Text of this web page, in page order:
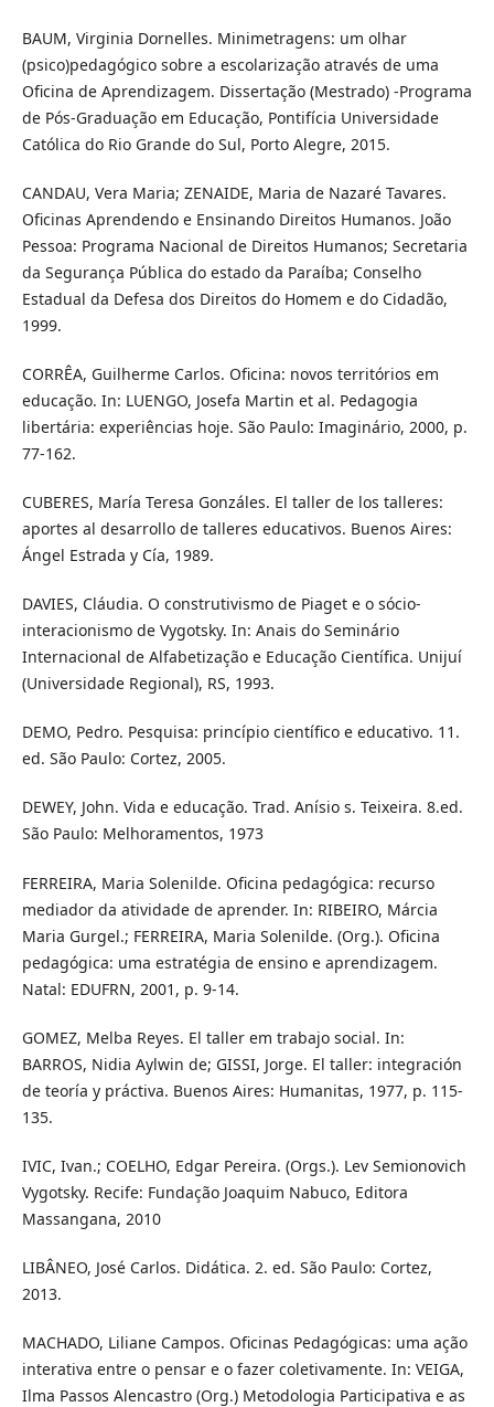
BAUM, Virginia Dornelles. Minimetragens: um olhar
(psico)pedagógico sobre a escolarização através de uma
Oficina de Aprendizagem. Dissertação (Mestrado) -Programa
de Pós-Graduação em Educação, Pontifícia Universidade
Católica do Rio Grande do Sul, Porto Alegre, 2015.
CANDAU, Vera Maria; ZENAIDE, Maria de Nazaré Tavares.
Oficinas Aprendendo e Ensinando Direitos Humanos. João
Pessoa: Programa Nacional de Direitos Humanos; Secretaria
da Segurança Pública do estado da Paraíba; Conselho
Estadual da Defesa dos Direitos do Homem e do Cidadão,
1999.
CORRÊA, Guilherme Carlos. Oficina: novos territórios em
educação. In: LUENGO, Josefa Martin et al. Pedagogia
libertária: experiências hoje. São Paulo: Imaginário, 2000, p.
77-162.
CUBERES, María Teresa Gonzáles. El taller de los talleres:
aportes al desarrollo de talleres educativos. Buenos Aires:
Ángel Estrada y Cía, 1989.
DAVIES, Cláudia. O construtivismo de Piaget e o sócio-
interacionismo de Vygotsky. In: Anais do Seminário
Internacional de Alfabetização e Educação Científica. Unijuí
(Universidade Regional), RS, 1993.
DEMO, Pedro. Pesquisa: princípio científico e educativo. 11.
ed. São Paulo: Cortez, 2005.
DEWEY, John. Vida e educação. Trad. Anísio s. Teixeira. 8.ed.
São Paulo: Melhoramentos, 1973
FERREIRA, Maria Solenilde. Oficina pedagógica: recurso
mediador da atividade de aprender. In: RIBEIRO, Márcia
Maria Gurgel.; FERREIRA, Maria Solenilde. (Org.). Oficina
pedagógica: uma estratégia de ensino e aprendizagem.
Natal: EDUFRN, 2001, p. 9-14.
GOMEZ, Melba Reyes. El taller em trabajo social. In:
BARROS, Nidia Aylwin de; GISSI, Jorge. El taller: integración
de teoría y práctiva. Buenos Aires: Humanitas, 1977, p. 115-
135.
IVIC, Ivan.; COELHO, Edgar Pereira. (Orgs.). Lev Semionovich
Vygotsky. Recife: Fundação Joaquim Nabuco, Editora
Massangana, 2010
LIBÂNEO, José Carlos. Didática. 2. ed. São Paulo: Cortez,
2013.
MACHADO, Liliane Campos. Oficinas Pedagógicas: uma ação
interativa entre o pensar e o fazer coletivamente. In: VEIGA,
Ilma Passos Alencastro (Org.) Metodologia Participativa e as